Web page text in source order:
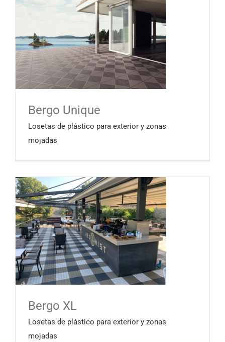
Bergo Unique
Losetas de plástico para exterior y zonas
mojadas
Bergo XL
Losetas de plástico para exterior y zonas
mojadas